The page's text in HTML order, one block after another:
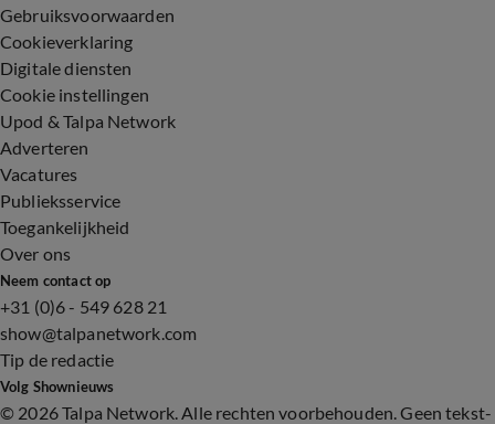
Gebruiksvoorwaarden
Cookieverklaring
Digitale diensten
Cookie instellingen
Upod & Talpa Network
Adverteren
Vacatures
Publieksservice
Toegankelijkheid
Over ons
Neem contact op
+31 (0)6 - 549 628 21
show@talpanetwork.com
Tip de redactie
Volg Shownieuws
© 2026 Talpa Network. Alle rechten voorbehouden. Geen tekst-